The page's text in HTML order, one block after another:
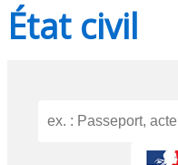
État civil